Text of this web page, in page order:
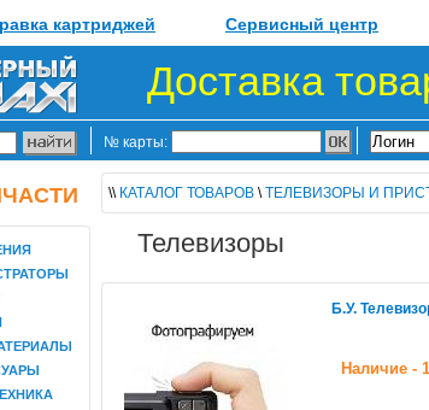
картриджей Сервисный центр
Доставка
№ карты:
\\ КАТАЛОГ ТОВАРОВ \ТЕЛЕВИЗОРЫ И
Телевизоры
Б.У.
Наличие -